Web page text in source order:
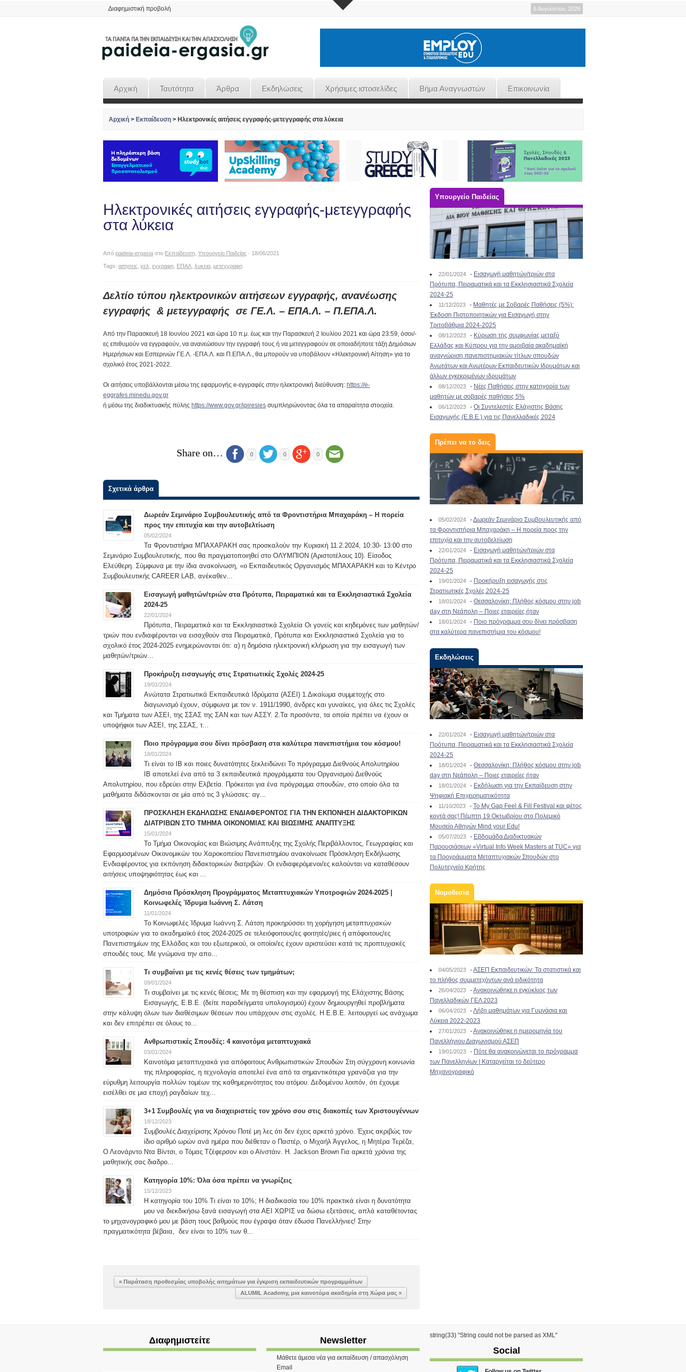
Διαφημιστική προβολή 6 Αυγούστου, 2026
Αρχική Ταυτότητα Άρθρα Εκδηλώσεις Χρήσιμες ιστοσελίδες Βήμα Αναγνωστών Επικοινωνία
Αρχική > Εκπαίδευση > Ηλεκτρονικές αιτήσεις εγγραφής-μετεγγραφής στα λύκεια
Ηλεκτρονικές αιτήσεις εγγραφής-μετεγγραφής
στα λύκεια
Από paideia-ergasia στο Εκπαίδευση Υπουργείο Παιδείας · 18/06/2021
Tags: αιτησεις γελ εγγραφη ΕΠΑΛ λυκεια μετεγγραφη
Δελτίο τύπου ηλεκτρονικών αιτήσεων εγγραφής, ανανέωσης
εγγραφής & μετεγγραφής σε ΓΕ.Λ. – ΕΠΑ.Λ. – Π.ΕΠΑ.Λ.
Από την Παρασκευή 18 Ιουνίου 2021 και ώρα 10 π.μ. έως και την Παρασκευή 2 Ιουλίου 2021 και ώρα 23:59, όσοι/-
ες επιθυμούν να εγγραφούν, να ανανεώσουν την εγγραφή τους ή να μετεγγραφούν σε οποιαδήποτε τάξη Δημόσιων
Ημερήσιων και Εσπερινών ΓΕ.Λ. -ΕΠΑ.Λ. και Π.ΕΠΑ.Λ., θα μπορούν να υποβάλουν «Ηλεκτρονική Αίτηση» για το
σχολικό έτος 2021-2022.
Οι αιτήσεις υποβάλλονται μέσω της εφαρμογής e-εγγραφές στην ηλεκτρονική διεύθυνση: https://e-
eggrafes.minedu.gov.gr
ή μέσω της διαδικτυακής πύλης https://www.gov.gr/ipiresies συμπληρώνοντας όλα τα απαραίτητα στοιχεία.
Share on… 0 0 0
Σχετικά άρθρα
Δωρεάν Σεμινάριο Συμβουλευτικής από τα Φροντιστήρια Μπαχαράκη – Η πορεία
προς την επιτυχία και την αυτοβελτίωση
05/02/2024
Τα Φροντιστήρια ΜΠΑΧΑΡΑΚΗ σας προσκαλούν την Κυριακή 11.2.2024, 10:30- 13:00 στο
Σεμινάριο Συμβουλευτικής, που θα πραγματοποιηθεί στο ΟΛΥΜΠΙΟΝ (Αριστοτέλους 10). Είσοδος
Ελεύθερη. Σύμφωνα με την ίδια ανακοίνωση, «ο Εκπαιδευτικός Οργανισμός ΜΠΑΧΑΡΑΚΗ και το Κέντρο
Συμβουλευτικής CAREER LAB, ανέκαθεν...
Εισαγωγή μαθητών/τριών στα Πρότυπα, Πειραματικά και τα Εκκλησιαστικά Σχολεία
2024-25
22/01/2024
Πρότυπα, Πειραματικά και τα Εκκλησιαστικά Σχολεία Οι γονείς και κηδεμόνες των μαθητών/
τριών που ενδιαφέρονται να εισαχθούν στα Πειραματικά, Πρότυπα και Εκκλησιαστικά Σχολεία για το
σχολικό έτος 2024-2025 ενημερώνονται ότι: α) η δημόσια ηλεκτρονική κλήρωση για την εισαγωγή των
μαθητών/τριών...
Προκήρυξη εισαγωγής στις Στρατιωτικές Σχολές 2024-25
19/01/2024
Ανώτατα Στρατιωτικά Εκπαιδευτικά Ιδρύματα (ΑΣΕΙ) 1.Δικαίωμα συμμετοχής στο
διαγωνισμό έχουν, σύμφωνα με τον ν. 1911/1990, άνδρες και γυναίκες, για όλες τις Σχολές
και Τμήματα των ΑΣΕΙ, της ΣΣΑΣ της ΣΑΝ και των ΑΣΣΥ. 2.Τα προσόντα, τα οποία πρέπει να έχουν οι
υποψήφιοι των ΑΣΕΙ, της ΣΣΑΣ, τ...
Ποιο πρόγραμμα σου δίνει πρόσβαση στα καλύτερα πανεπιστήμια του κόσμου!
18/01/2024
Τι είναι το IB και ποιες δυνατότητες ξεκλειδώνει Το πρόγραμμα Διεθνούς Απολυτηρίου
IB αποτελεί ένα από τα 3 εκπαιδευτικά προγράμματα του Οργανισμού Διεθνούς
Απολυτηρίου, που εδρεύει στην Ελβετία. Πρόκειται για ένα πρόγραμμα σπουδών, στο οποίο όλα τα
μαθήματα διδάσκονται σε μία από τις 3 γλώσσες: αγ...
ΠΡΟΣΚΛΗΣΗ ΕΚΔΗΛΩΣΗΣ ΕΝΔΙΑΦΕΡΟΝΤΟΣ ΓΙΑ ΤΗΝ ΕΚΠΟΝΗΣΗ ΔΙΔΑΚΤΟΡΙΚΩΝ
ΔΙΑΤΡΙΒΩΝ ΣΤΟ ΤΜΗΜΑ ΟΙΚΟΝΟΜΙΑΣ ΚΑΙ ΒΙΩΣΙΜΗΣ ΑΝΑΠΤΥΞΗΣ
15/01/2024
Το Τμήμα Οικονομίας και Βιώσιμης Ανάπτυξης της Σχολής Περιβάλλοντος, Γεωγραφίας και
Εφαρμοσμένων Οικονομικών του Χαροκοπείου Πανεπιστημίου ανακοίνωσε Πρόσκληση Εκδήλωσης
Ενδιαφέροντος για εκπόνηση διδακτορικών διατριβών. Οι ενδιαφερόμενοι/ες καλούνται να καταθέσουν
αιτήσεις υποψηφιότητας έως και ...
Δημόσια Πρόσκληση Προγράμματος Μεταπτυχιακών Υποτροφιών 2024-2025 |
Κοινωφελές Ίδρυμα Ιωάννη Σ. Λάτση
11/01/2024
Το Κοινωφελές Ίδρυμα Ιωάννη Σ. Λάτση προκηρύσσει τη χορήγηση μεταπτυχιακών
υποτροφιών για το ακαδημαϊκό έτος 2024-2025 σε τελειόφοιτους/ες φοιτητές/ριες ή απόφοιτους/ες
Πανεπιστημίων της Ελλάδας και του εξωτερικού, οι οποίοι/ες έχουν αριστεύσει κατά τις προπτυχιακές
σπουδές τους. Με γνώμονα την απο...
Τι συμβαίνει με τις κενές θέσεις των τμημάτων;
09/01/2024
Τι συμβαίνει με τις κενές θέσεις; Με τη θέσπιση και την εφαρμογή της Ελάχιστης Βάσης
Εισαγωγής, Ε.Β.Ε. (δείτε παραδείγματα υπολογισμού) έχουν δημιουργηθεί προβλήματα
στην κάλυψη όλων των διαθέσιμων θέσεων που υπάρχουν στις σχολές. Η Ε.Β.Ε. λειτουργεί ως ανάχωμα
και δεν επιτρέπει σε όλους το...
Ανθρωπιστικές Σπουδές: 4 καινοτόμα μεταπτυχιακά
03/01/2024
Καινοτόμα μεταπτυχιακά για απόφοιτους Ανθρωπιστικών Σπουδών Στη σύγχρονη κοινωνία
της πληροφορίας, η τεχνολογία αποτελεί ένα από τα σημαντικότερα γρανάζια για την
εύρυθμη λειτουργία πολλών τομέων της καθημερινότητας του ατόμου. Δεδομένου λοιπόν, ότι έχουμε
εισέλθει σε μια εποχή ραγδαίων τεχ...
3+1 Συμβουλές για να διαχειριστείς τον χρόνο σου στις διακοπές των Χριστουγέννων
18/12/2023
Συμβουλές Διαχείρισης Χρόνου Ποτέ μη λες ότι δεν έχεις αρκετό χρόνο. Έχεις ακριβώς τον
ίδιο αριθμό ωρών ανά ημέρα που διέθεταν ο Παστέρ, ο Μιχαήλ Άγγελος, η Μητέρα Τερέζα,
Ο Λεονάρντο Ντα Βίντσι, ο Τόμας Τζέφερσον και ο Αϊνστάιν. H. Jackson Brown Για αρκετά χρόνια της
μαθητικής σας διαδρο...
Κατηγορία 10%: Όλα όσα πρέπει να γνωρίζεις
15/12/2023
Η κατηγορία του 10% Τι είναι το 10%; Η διαδικασία του 10% πρακτικά είναι η δυνατότητα
μου να διεκδικήσω ξανά εισαγωγή στα ΑΕΙ ΧΩΡΙΣ να δώσω εξετάσεις, απλά καταθέτοντας
το μηχανογραφικό μου με βάση τους βαθμούς που έγραψα όταν έδωσα Πανελλήνιες! Στην
πραγματικότητα βέβαια, δεν είναι το 10% των θ...
« Παράταση προθεσμίας υποβολής αιτημάτων για έγκριση εκπαιδευτικών προγραμμάτων
ALUMIL Academy, μια καινοτόμα ακαδημία στη Χώρα μας »
Υπουργείο Παιδείας
22/01/2024 - Εισαγωγή μαθητών/τριών στα
Πρότυπα, Πειραματικά και τα Εκκλησιαστικά Σχολεία
2024-25
11/12/2023 - Μαθητές με Σοβαρές Παθήσεις (5%):
Έκδοση Πιστοποιητικών για Εισαγωγή στην
Τριτοβάθμια 2024-2025
08/12/2023 - Κύρωση της συμφωνίας μεταξύ
Ελλάδας και Κύπρου για την αμοιβαία ακαδημαϊκή
αναγνώριση πανεπιστημιακών τίτλων σπουδών
Ανωτάτων και Ανωτέρων Εκπαιδευτικών Ιδρυμάτων και
άλλων εγκεκριμένων ιδρυμάτων
08/12/2023 - Νέες Παθήσεις στην κατηγορία των
μαθητών με σοβαρές παθήσεις 5%
06/12/2023 - Οι Συντελεστές Ελάχιστης Βάσης
Εισαγωγής (Ε.Β.Ε.) για τις Πανελλαδικές 2024
Πρέπει να το δεις
05/02/2024 -Δωρεάν Σεμινάριο Συμβουλευτικής από
τα Φροντιστήρια Μπαχαράκη – Η πορεία προς την
επιτυχία και την αυτοβελτίωση
22/01/2024 - Εισαγωγή μαθητών/τριών στα
Πρότυπα, Πειραματικά και τα Εκκλησιαστικά Σχολεία
2024-25
19/01/2024 - Προκήρυξη εισαγωγής στις
Στρατιωτικές Σχολές 2024-25
18/01/2024 - Θεσσαλονίκη: Πλήθος κόσμου στην job
day στη Νεάπολη – Ποιες εταιρείες ήταν
18/01/2024 - Ποιο πρόγραμμα σου δίνει πρόσβαση
στα καλύτερα πανεπιστήμια του κόσμου!
Εκδηλώσεις
22/01/2024 - Εισαγωγή μαθητών/τριών στα
Πρότυπα, Πειραματικά και τα Εκκλησιαστικά Σχολεία
2024-25
18/01/2024 - Θεσσαλονίκη: Πλήθος κόσμου στην job
day στη Νεάπολη – Ποιες εταιρείες ήταν
18/01/2024 - Εκδήλωση για την Εκπαίδευση στην
Ψηφιακή Επιχειρηματικότητα
11/10/2023 - To My Gap Feel & Fill Festival και φέτος
κοντά σας! Πέμπτη 19 Οκτωβρίου στο Πολεμικό
Μουσείο Αθηνών Mind your Edu!
05/07/2023 - Εβδομάδα Διαδικτυακών
Παρουσιάσεων «Virtual Info Week Masters at TUC» για
τα Προγράμματα Μεταπτυχιακών Σπουδών στο
Πολυτεχνείο Κρήτης
Νομοθεσία
04/05/2023 -ΑΣΕΠ Εκπαιδευτικών: Τα στατιστικά και
το πλήθος συμμετεχόντων ανά ειδικότητα
26/04/2023 -Ανακοινώθηκε η εγκύκλιος των
Πανελλαδικών ΓΕΛ 2023
06/04/2023 -Λήξη μαθημάτων για Γυμνάσια και
Λύκεια 2022-2023
27/01/2023 -Ανακοινώθηκε η ημερομηνία του
Πανελλήνιου Διαγωνισμού ΑΣΕΠ
19/01/2023 - Πότε θα ανακοινώνεται το πρόγραμμα
των Πανελληνίων | Καταργείται το δεύτερο
Μηχανογραφικό
Διαφημιστείτε Newsletter
Μάθετε άμεσα νέα για εκπαίδευση / απασχόληση
Email
string(33) "String could not be parsed as XML"
Social